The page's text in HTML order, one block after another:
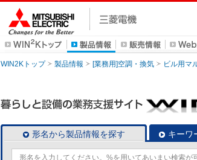
WIN2Kトップ 製品情報 [業務用]空調・換気 ビル用マ
形名から製品情報を探す キーワ